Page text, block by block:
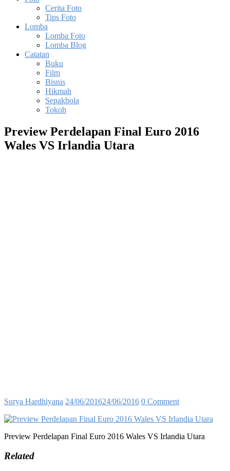
Cerita Foto
Tips Foto
Lomba
Lomba Foto
Lomba Blog
Catatan
Buku
Film
Bisnis
Hikmah
Sepakbola
Tokoh
Preview Perdelapan Final Euro 2016
Wales VS Irlandia Utara
Surya Hardhiyana 24/06/201624/06/2016 0 Comment
Preview Perdelapan Final Euro 2016 Wales VS Irlandia Utara
Related